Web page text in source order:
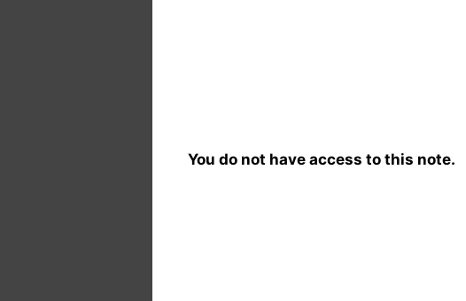
You do not have access to this note.